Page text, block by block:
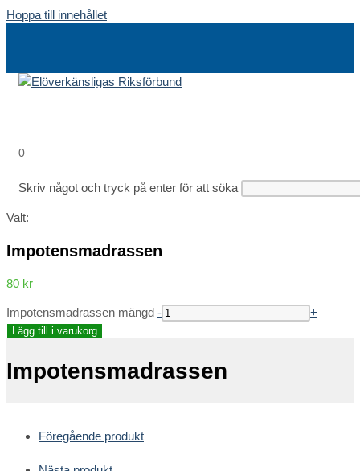
Hoppa till innehållet
0
Skriv något och tryck på enter för att söka
Valt:
Impotensmadrassen
80 kr
Impotensmadrassen mängd - +
Lägg till i varukorg
Impotensmadrassen
Föregående produkt